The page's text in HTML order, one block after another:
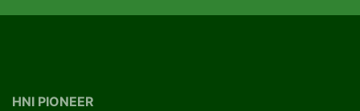
HNI PIONEER